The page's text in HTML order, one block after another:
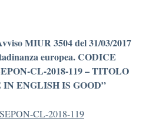
MIUR 3504 del 31/03/2017
europea. CODICE
CL-2018-119 – TITOLO
ENGLISH IS GOOD”
CL-2018-119